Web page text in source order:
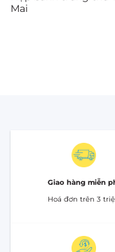
Mai
Giao hàng miễn
Hoá đơn trên 3